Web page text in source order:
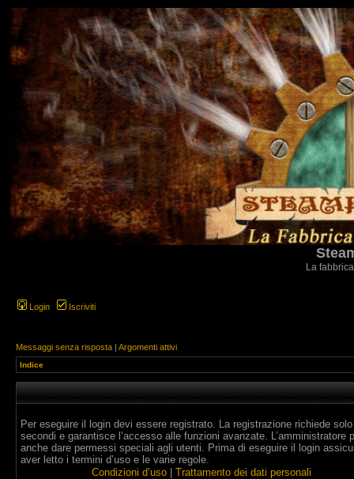
La
Login Iscriviti
Messaggi senza risposta | Argomenti attivi
Indice
Per eseguire il login devi essere registrato. La registrazione richiede
secondi e garantisce l’accesso alle funzioni avanzate. L’amministratore
anche dare permessi speciali agli utenti. Prima di eseguire il login
aver letto i termini d’uso e le varie regole.
Condizioni d’uso
Trattamento dei dati personali